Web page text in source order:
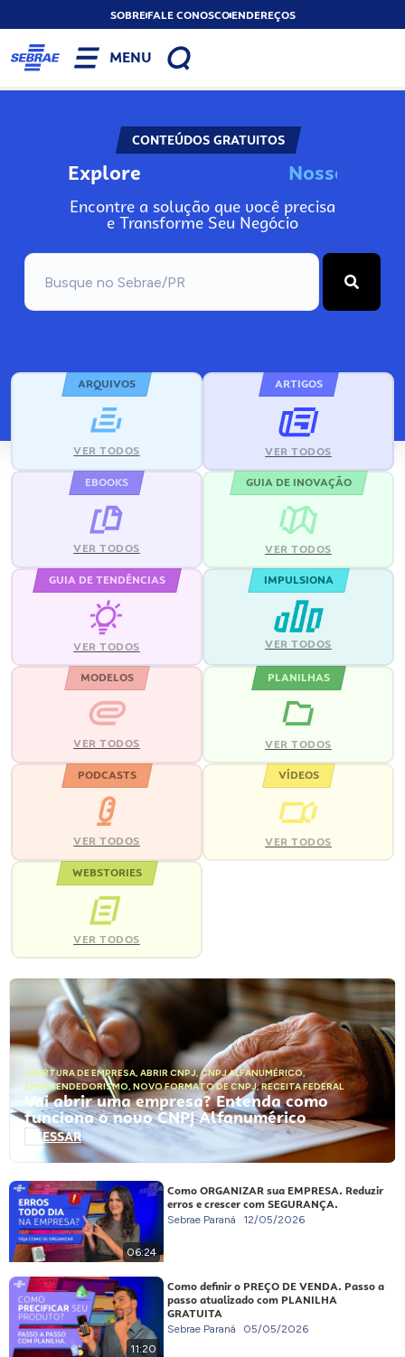
SOBREFALE CONOSCOENDEREÇOS
MENU
CONTEÚDOS GRATUITOS
Explore Nosso
Encontre a solução que você precisa
e Transforme Seu Negócio
ARQUIVOS
VER TODOS
ARTIGOS
VER TODOS
EBOOKS
VER TODOS
GUIA DE INOVAÇÃO
VER TODOS
GUIA DE TENDÊNCIAS
VER TODOS
IMPULSIONA
VER TODOS
MODELOS
VER TODOS
PLANILHAS
VER TODOS
PODCASTS
VER TODOS
VÍDEOS
VER TODOS
WEBSTORIES
VER TODOS
ABERTURA DE EMPRESA, ABRIR CNPJ,CNPJ ALFANUMÉRICO,
EMPREENDEDORISMO, NOVO FORMATO DE CNPJ,RECEITA FEDERAL
Vai abrir uma empresa? Entenda como
funciona o novo CNPJ Alfanumérico
ACESSAR
06:24
Como ORGANIZAR sua EMPRESA. Reduzir
erros e crescer com SEGURANÇA.
Sebrae Paraná 12/05/2026
11:20
Como definir o PREÇO DE VENDA. Passo a
passo atualizado com PLANILHA
GRATUITA
Sebrae Paraná 05/05/2026